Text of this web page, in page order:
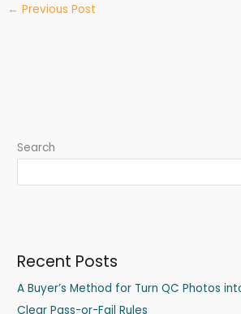
← Previous Post
Search
Recent Posts
A Buyer’s Method for Turn QC Photos
Clear Pass-or-Fail Rules